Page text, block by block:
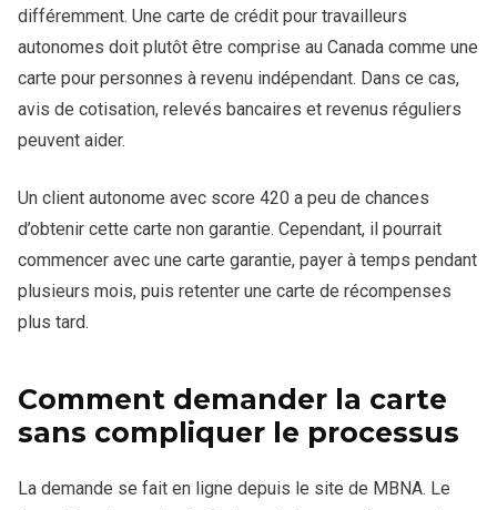
différemment. Une carte de crédit pour travailleurs
autonomes doit plutôt être comprise au Canada comme une
carte pour personnes à revenu indépendant. Dans ce cas,
avis de cotisation, relevés bancaires et revenus réguliers
peuvent aider.
Un client autonome avec score 420 a peu de chances
d’obtenir cette carte non garantie. Cependant, il pourrait
commencer avec une carte garantie, payer à temps pendant
plusieurs mois, puis retenter une carte de récompenses
plus tard.
Comment demander la carte
sans compliquer le processus
La demande se fait en ligne depuis le site de MBNA. Le